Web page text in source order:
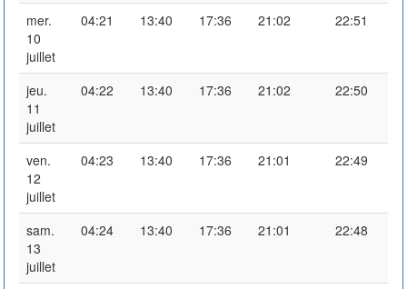
mer.
10
juillet
04:21 13:40 17:36 21:02 22:51
jeu.
11
juillet
04:22 13:40 17:36 21:02 22:50
ven.
12
juillet
04:23 13:40 17:36 21:01 22:49
sam.
13
juillet
04:24 13:40 17:36 21:01 22:48